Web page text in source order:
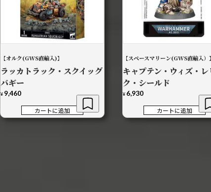
【オルク(GWS直輸入)】
ラッカトラック・スクイッグ
バギー
¥ 9,460
カートに追加
【スペースマリーン(GWS直輸入）】
キャプテン・ウィズ・レ
ク・シールド
¥ 6,930
カートに追加